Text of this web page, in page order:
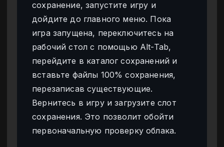
сохранение, запустите игру и
дойдите до главного меню. Пока
игра запущена, переключитесь на
рабочий стол с помощью Alt-Tab,
перейдите в каталог сохранений и
вставьте файлы 100% сохранения,
перезаписав существующие.
Вернитесь в игру и загрузите слот
сохранения. Это позволит обойти
первоначальную проверку облака.